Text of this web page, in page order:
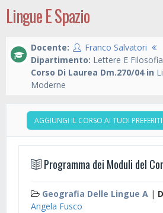
Lingue E Spazio
Docente:
Franco Salvatori
Dipartimento: Lettere E Filosofia
Corso Di Laurea Dm.270/04 in
Moderne
AGGIUNGI IL CORSO AI TUOI PREFERITI
Programma dei Moduli del
Geografia Delle Lingue A |
Angela Fusco